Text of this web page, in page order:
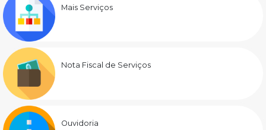
Mais Serviços
Nota Fiscal de Serviços
Ouvidoria